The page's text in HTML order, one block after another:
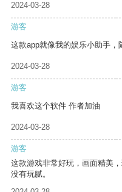
2024-03-28
游客
这款app就像我的娱乐小助手，
2024-03-28
游客
我喜欢这个软件 作者加油
2024-03-28
游客
这款游戏非常好玩，画面精美
没有玩腻。